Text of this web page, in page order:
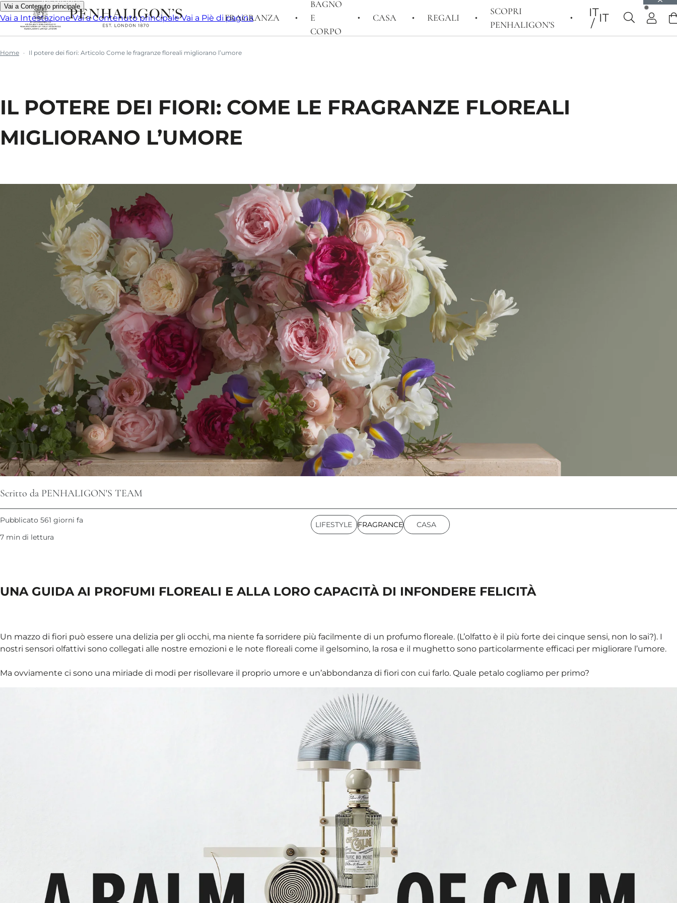
Vai a Contenuto principale
Vai a IntestazioneVai a Contenuto principaleVai a Piè di pagina
FRAGRANZA
BAGNO
E
CORPO
CASA REGALI
SCOPRI
PENHALIGON’S
ITIT
Home Il potere dei fiori: Articolo Come le fragranze floreali migliorano l’umore
IL POTERE DEI FIORI: COME LE FRAGRANZE FLOREALI
MIGLIORANO L’UMORE
Scritto da PENHALIGON'S TEAM
Pubblicato 561 giorni fa
7 min di lettura
LIFESTYLE FRAGRANCE CASA
UNA GUIDA AI PROFUMI FLOREALI E ALLA LORO CAPACITÀ DI INFONDERE FELICITÀ
Un mazzo di fiori può essere una delizia per gli occhi, ma niente fa sorridere più facilmente di un profumo floreale. (L’olfatto è il più forte dei cinque sensi, non lo sai?). I
nostri sensori olfattivi sono collegati alle nostre emozioni e le note floreali come il gelsomino, la rosa e il mughetto sono particolarmente efficaci per migliorare l’umore.
Ma ovviamente ci sono una miriade di modi per risollevare il proprio umore e un’abbondanza di fiori con cui farlo. Quale petalo cogliamo per primo?